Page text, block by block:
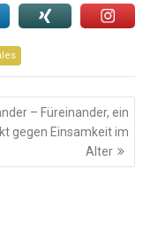
– Füreinander, ein
gegen Einsamkeit im
Alter